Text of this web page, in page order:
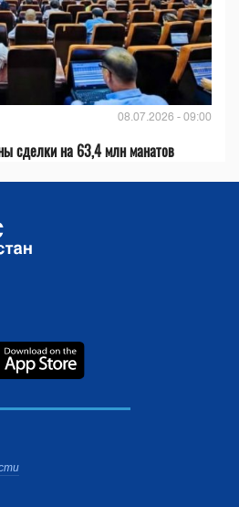
08.07.2026 - 09:00
сделки на 63,4 млн манатов